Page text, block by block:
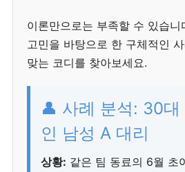
이론만으로는 부족할 수 있습니
고민을 바탕으로 한 구체적인
맞는 코디를 찾아보세요.
👤 사례 분석: 30
인 남성 A 대리
상황: 같은 팀 동료의 6월 초